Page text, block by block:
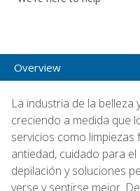
Overview
La industria de la belleza
creciendo a medida que
servicios como
antiedad, cuidado para
depilación y soluciones
verse y sentirse mejor.